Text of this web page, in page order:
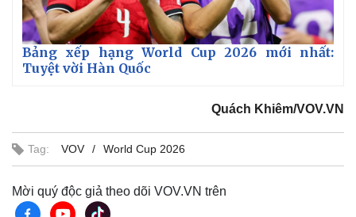
g
T
e
Bảng xếp hạng World Cup 2026 mới nhất:
Tuyệt vời Hàn Quốc
Quách Khiêm/VOV.VN
Tag: VOV World Cup 2026
Mời quý độc giả theo dõi VOV.VN trên